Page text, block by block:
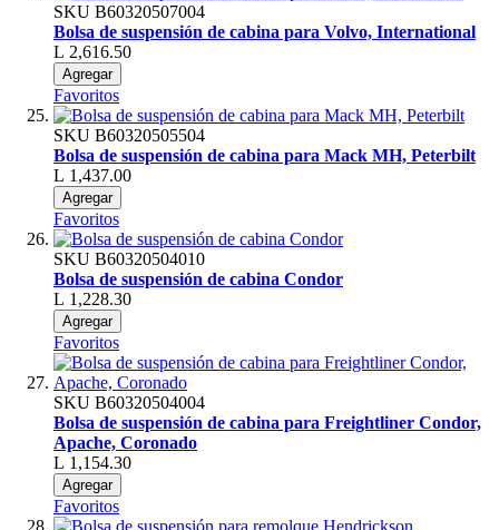
SKU B60320507004
Bolsa de suspensión de cabina para Volvo, International
L 2,616.50
Agregar
Favoritos
SKU B60320505504
Bolsa de suspensión de cabina para Mack MH, Peterbilt
L 1,437.00
Agregar
Favoritos
SKU B60320504010
Bolsa de suspensión de cabina Condor
L 1,228.30
Agregar
Favoritos
SKU B60320504004
Bolsa de suspensión de cabina para Freightliner Condor,
Apache, Coronado
L 1,154.30
Agregar
Favoritos